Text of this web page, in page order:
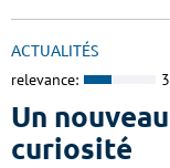
ACTUALITÉS
relevance:
Un
curiosité